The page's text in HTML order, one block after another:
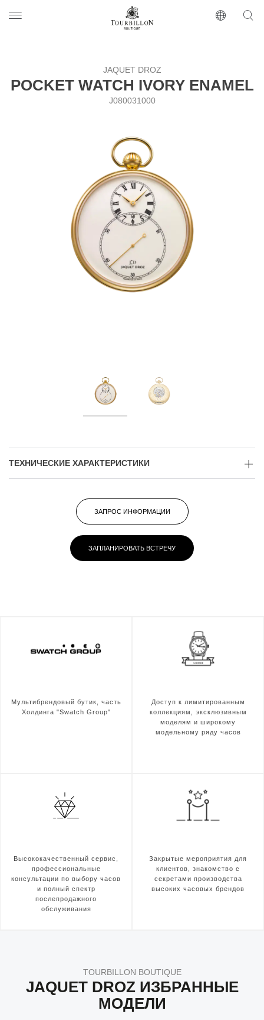
https://www.tourbillon.com/ru
JAQUET DROZ
POCKET WATCH IVORY ENAMEL
J080031000
ТЕХНИЧЕСКИЕ ХАРАКТЕРИСТИКИ
ЗАПРОС ИНФОРМАЦИИ
ЗАПЛАНИРОВАТЬ ВСТРЕЧУ
Мультибрендовый бутик, часть
Холдинга "Swatch Group"
Доступ к лимитированным
коллекциям, эксклюзивным
моделям и широкому
модельному ряду часов
Высококачественный сервис,
профессиональные
консультации по выбору часов
и полный спектр
послепродажного
обслуживания
Закрытые мероприятия для
клиентов, знакомство с
секретами производства
высоких часовых брендов
TOURBILLON BOUTIQUE
JAQUET DROZ ИЗБРАННЫЕ
МОДЕЛИ